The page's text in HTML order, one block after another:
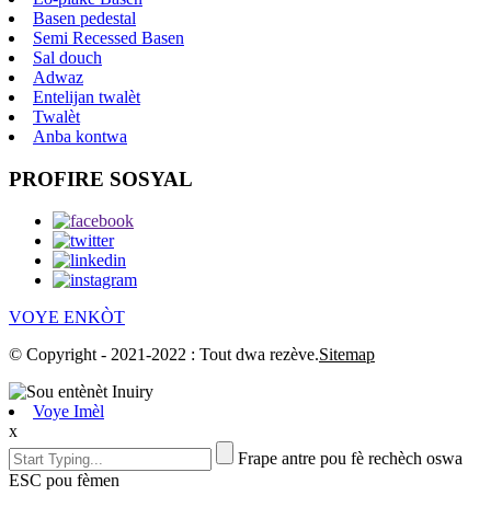
Basen pedestal
Semi Recessed Basen
Sal douch
Adwaz
Entelijan twalèt
Twalèt
Anba kontwa
PROFIRE SOSYAL
VOYE ENKÒT
© Copyright - 2021-2022 : Tout dwa rezève.Sitemap
Voye Imèl
x
Frape antre pou fè rechèch oswa
ESC pou fèmen